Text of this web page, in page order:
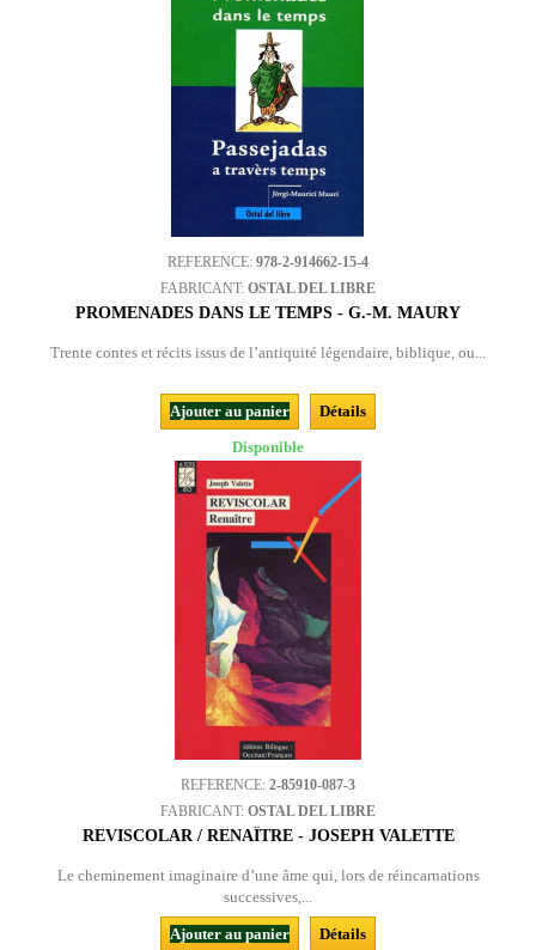
REFERENCE: 978-2-914662-15-4
FABRICANT: OSTAL DEL LIBRE
PROMENADES DANS LE TEMPS - G.-M. MAURY
Trente contes et récits issus de l’antiquité légendaire, biblique, ou...
Ajouter au panier
Détails
Disponible
REFERENCE: 2-85910-087-3
FABRICANT: OSTAL DEL LIBRE
REVISCOLAR / RENAÎTRE - JOSEPH VALETTE
Le cheminement imaginaire d’une âme qui, lors de réincarnations
successives,...
Ajouter au panier Détails